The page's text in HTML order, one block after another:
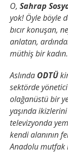
O, Sahrap
yok! Öyle böyle
bıcır konuşan,
anlatan,
müthiş bir
Aslında ODTÜ
sektörde
olağanüstü bir
yaşında
televizyonda
kendi alanının
Anadolu mutfak